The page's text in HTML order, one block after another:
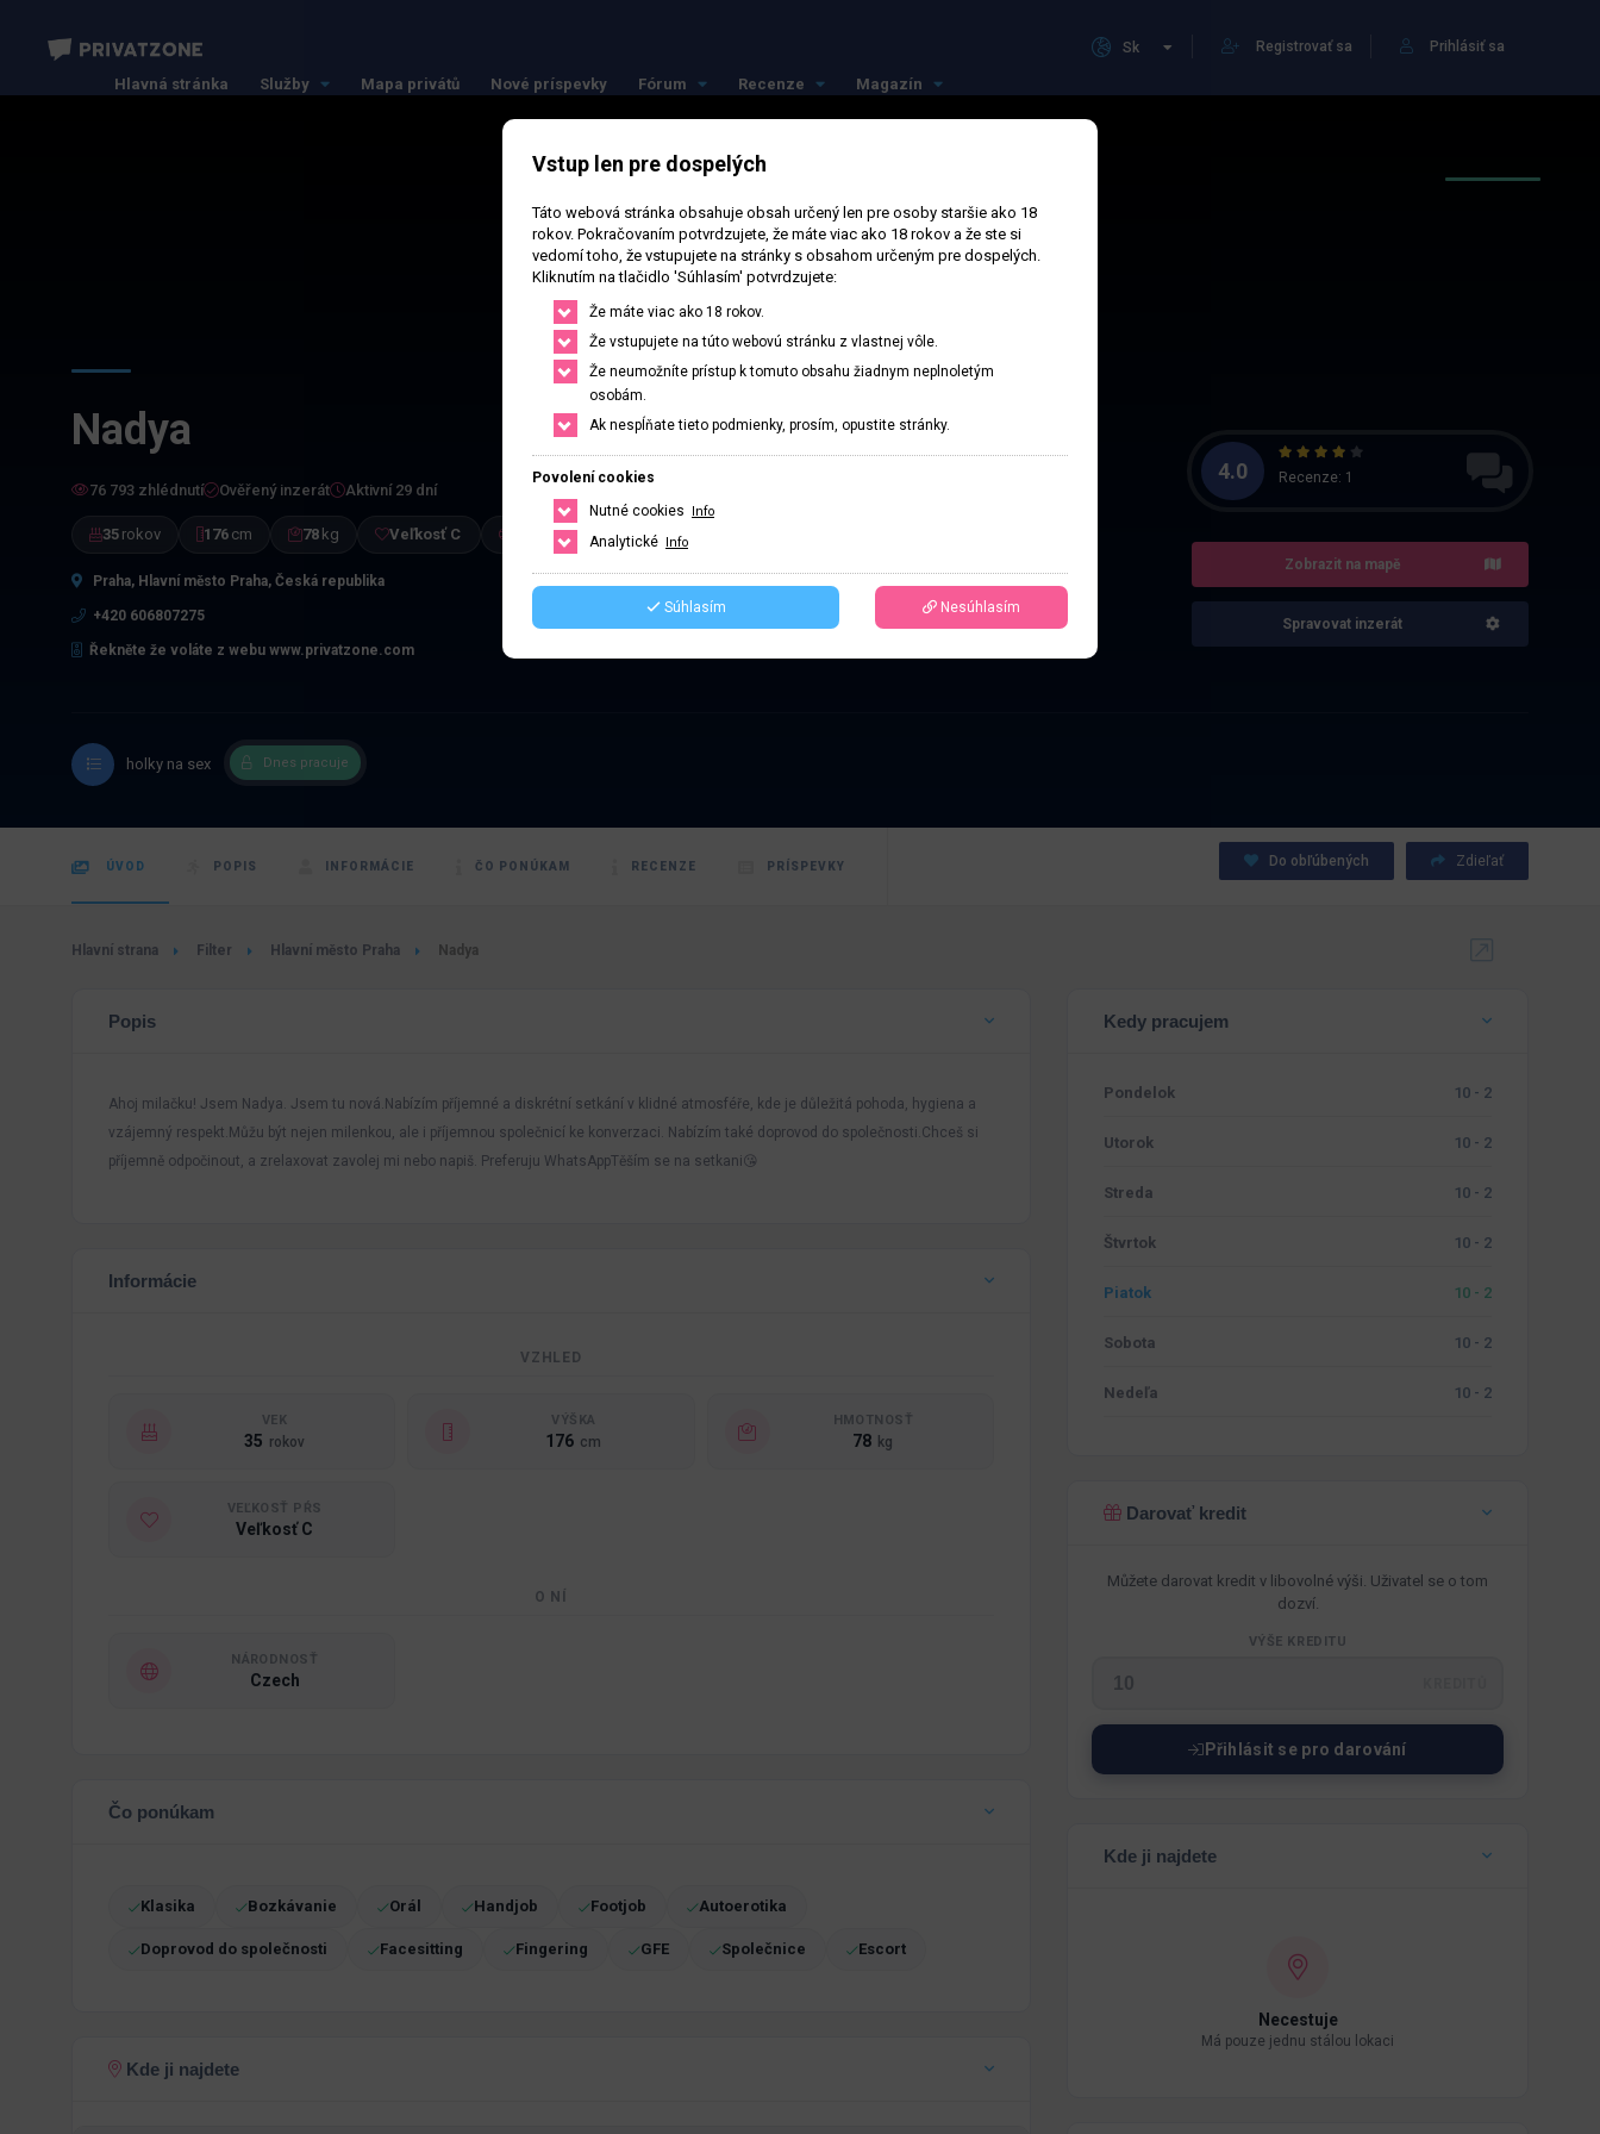
Prihlásiť sa
Registrovať sa
Sk
Hlavná stránka Služby Mapa privátů Nové príspevky Fórum Recenze Magazín
Nadya
76 793 zhlédnutí Ověřený inzerát Aktivní 29 dní
35 rokov 176 cm 78 kg Veľkosť C Czech
Praha, Hlavní město Praha, Česká republika
+420 606807275
Řekněte že voláte z webu www.privatzone.com
4.0 Recenze: 1
Zobrazit na mapě
Spravovat inzerát
holky na sex Dnes pracuje
ÚVOD POPIS INFORMÁCIE ČO PONÚKAM RECENZE PRÍSPEVKY Do obľúbených Zdieľať
Hlavní strana Filter Hlavní město Praha Nadya
Popis
Ahoj milačku! Jsem Nadya. Jsem tu nová.Nabízím příjemné a diskrétní setkání v klidné atmosféře, kde je důležitá pohoda, hygiena a
vzájemný respekt.Můžu být nejen milenkou, ale i příjemnou společnicí ke konverzaci. Nabízím také doprovod do společnosti.Chceš si
příjemně odpočinout, a zrelaxovat zavolej mi nebo napiš. Preferuju WhatsAppTěším se na setkani😘
Informácie
VZHLED
VEK
35 rokov
VÝŠKA
176 cm
HMOTNOSŤ
78 kg
VEĽKOSŤ PŔS
Veľkosť C
O NÍ
NÁRODNOSŤ
Czech
Čo ponúkam
Klasika Bozkávanie Orál Handjob Footjob Autoerotika
Doprovod do společnosti Facesitting Fingering GFE Společnice Escort
Kde ji najdete
Kedy pracujem
Pondelok 10 - 2
Utorok 10 - 2
Streda 10 - 2
Štvrtok 10 - 2
Piatok 10 - 2
Sobota 10 - 2
Nedeľa 10 - 2
Darovať kredit
Můžete darovat kredit v libovolné výši. Uživatel se o tom
dozví.
VÝŠE KREDITU
Přihlásit se pro darování
Kde ji najdete
Necestuje
Má pouze jednu stálou lokaci
Vstup len pre dospelých
Táto webová stránka obsahuje obsah určený len pre osoby staršie ako 18
rokov. Pokračovaním potvrdzujete, že máte viac ako 18 rokov a že ste si
vedomí toho, že vstupujete na stránky s obsahom určeným pre dospelých.
Kliknutím na tlačidlo 'Súhlasím' potvrdzujete:
Že máte viac ako 18 rokov.
Že vstupujete na túto webovú stránku z vlastnej vôle.
Že neumožníte prístup k tomuto obsahu žiadnym neplnoletým
osobám.
Ak nespĺňate tieto podmienky, prosím, opustite stránky.
Povolení cookies
Nutné cookies
Info
Analytické Info
Súhlasím Nesúhlasím